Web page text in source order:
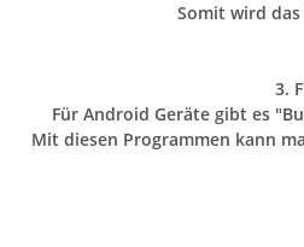
Somit wird
3.
Für Android Geräte gibt es
Mit diesen Programmen kann